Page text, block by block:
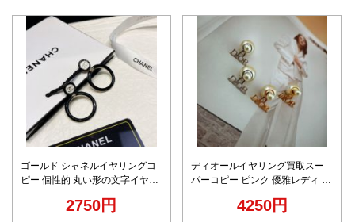
ゴールド シャネルイヤリングコ
ピー 個性的 丸い形の文字イヤリ
2750円
ディオールイヤリング買取スー
パーコピー ピンク 優雅レディ 真
4250円